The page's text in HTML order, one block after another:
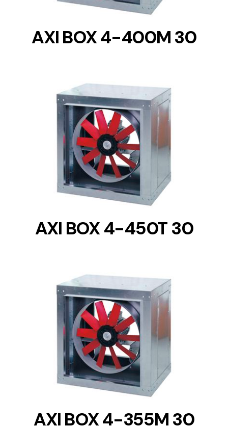
AXI BOX 4-400M 30
DETAILS
AXI BOX 4-450T 30
DETAILS
AXI BOX 4-355M 30